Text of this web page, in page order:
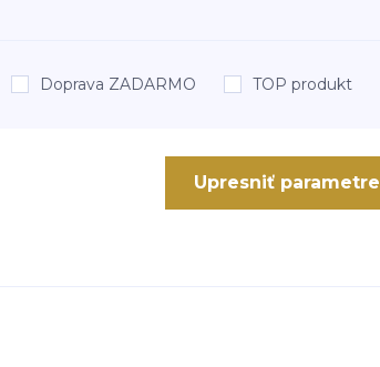
Upresniť parametre
Doprava ZADARMO TOP produkt